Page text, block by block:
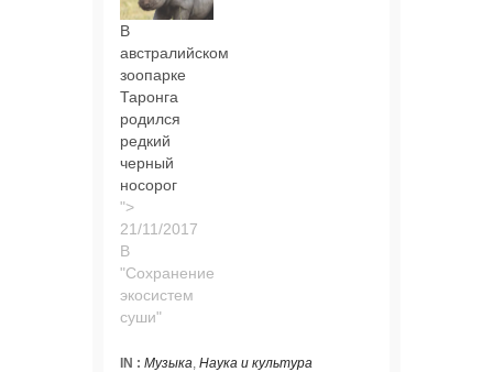
В
австралийском
зоопарке
Таронга
родился
редкий
черный
носорог
">
В
"Сохранение
экосистем
суши"
IN : Музыка Наука и культура